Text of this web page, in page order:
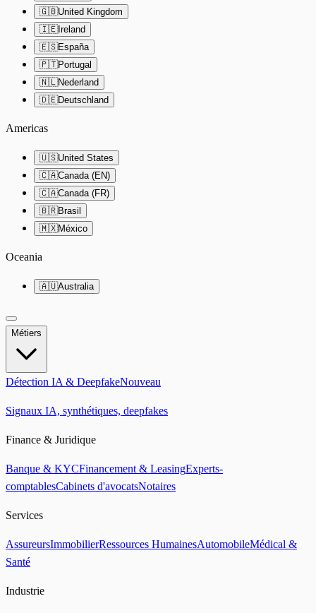
🇬🇧United Kingdom
🇮🇪Ireland
🇪🇸España
🇵🇹Portugal
🇳🇱Nederland
🇩🇪Deutschland
Americas
🇺🇸United States
🇨🇦Canada (EN)
🇨🇦Canada (FR)
🇧🇷Brasil
🇲🇽México
Oceania
🇦🇺Australia
Métiers
Détection IA & DeepfakeNouveau
Signaux IA, synthétiques, deepfakes
Finance & Juridique
Banque & KYCFinancement & LeasingExperts-
comptablesCabinets d'avocatsNotaires
Services
AssureursImmobilierRessources HumainesAutomobileMédical &
Santé
Industrie